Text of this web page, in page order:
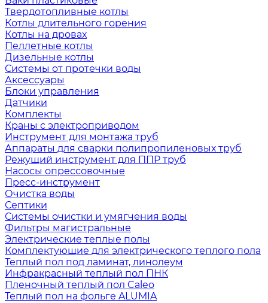
Твердотопливные котлы
Котлы длительного горения
Котлы на дровах
Пеллетные котлы
Дизельные котлы
Системы от протечки воды
Аксессуары
Блоки управления
Датчики
Комплекты
Краны с электроприводом
Инструмент для монтажа труб
Аппараты для сварки полипропиленовых труб
Режущий инструмент для ППР труб
Насосы опрессовочные
Пресс-инструмент
Очистка воды
Септики
Системы очистки и умягчения воды
Фильтры магистральные
Электрические теплые полы
Комплектующие для электрического теплого пола
Теплый пол под ламинат, линолеум
Инфракрасный теплый пол ПНК
Пленочный теплый пол Caleo
Теплый пол на фольге ALUMIA